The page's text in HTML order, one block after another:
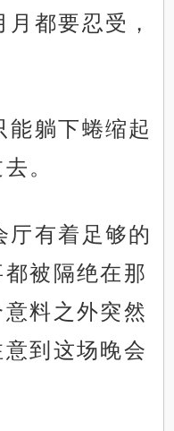
都要忍受，
能躺下蜷缩起
。
厅有着足够的
被隔绝在那
料之外突然
到这场晚会